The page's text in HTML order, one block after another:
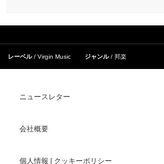
レーベル Virgin Music ジャンル 邦楽
ニュースレター
会社概要
個人情報 | クッキーポリシー